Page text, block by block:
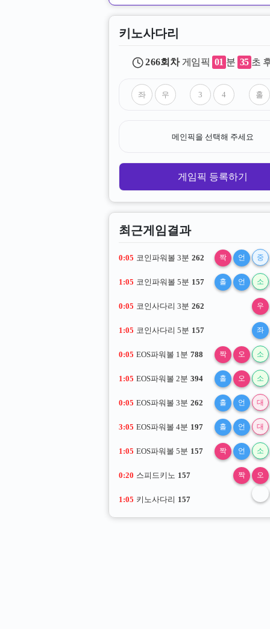
키노사다리
266회차게임픽 01 분 35 초
메인픽을 선택해 주세요
게임픽 등록하기
최근게임결과
0:04 코인파워볼 3분 262 짝 언 중
1:04 코인파워볼 5분 157 홀 언 소
0:04 코인사다리 3분 262 우
1:04 코인사다리 5분 157 좌
0:04 EOS파워볼 1분 788 짝 오 소
1:04 EOS파워볼 2분 394 홀 오 소
0:04 EOS파워볼 3분 262 홀 언 대
3:04 EOS파워볼 4분 197 홀 언 대
1:04 EOS파워볼 5분 157 짝 언 소
0:19 스피드키노 157 짝 오
1:04 키노사다리 157